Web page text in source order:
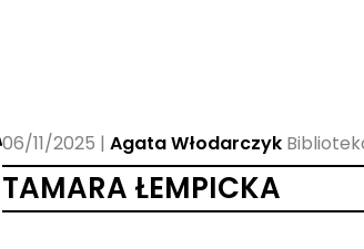
06/11/2025 Agata Włodarczyk
TAMARA ŁEMPICKA